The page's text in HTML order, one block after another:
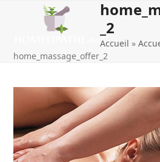
Open
mobile
menu
Close
mobile
menu
_2
Accueil »
home_massage_offer_2